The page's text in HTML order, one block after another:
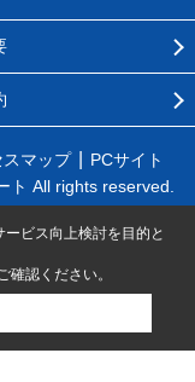
スマップ
PCサイト
ト All rights reserved.
ビス向上検討を目的と
確認ください。